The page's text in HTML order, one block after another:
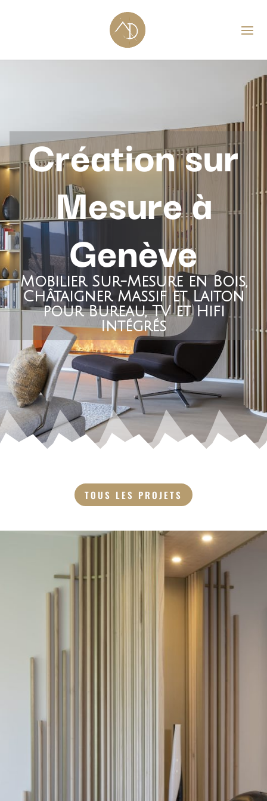
Création sur
Mesure à
Genève
Mobilier Sur-Mesure en Bois,
Châtaigner Massif et Laiton
pour Bureau, TV et Hifi
Intégrés
TOUS LES PROJETS